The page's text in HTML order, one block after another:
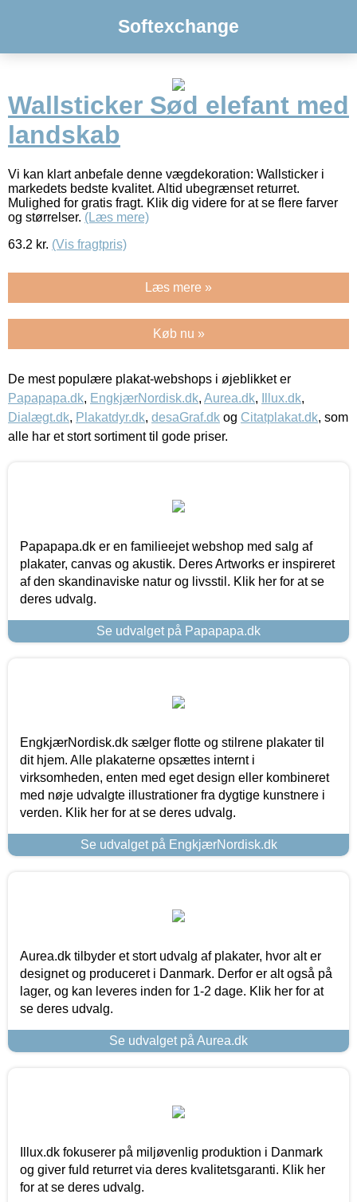
Softexchange
Wallsticker Sød elefant med
landskab
Vi kan klart anbefale denne vægdekoration: Wallsticker i
markedets bedste kvalitet. Altid ubegrænset returret.
Mulighed for gratis fragt. Klik dig videre for at se flere farver
og størrelser. (Læs mere)
63.2 kr. (Vis fragtpris)
Læs mere »
Køb nu »
De mest populære plakat-webshops i øjeblikket er
Papapapa.dk, EngkjærNordisk.dk, Aurea.dk, Illux.dk,
Dialægt.dk, Plakatdyr.dk, desaGraf.dk og Citatplakat.dk, som
alle har et stort sortiment til gode priser.
Papapapa.dk er en familieejet webshop med salg af
plakater, canvas og akustik. Deres Artworks er inspireret
af den skandinaviske natur og livsstil. Klik her for at se
deres udvalg.
Se udvalget på Papapapa.dk
EngkjærNordisk.dk sælger flotte og stilrene plakater til
dit hjem. Alle plakaterne opsættes internt i
virksomheden, enten med eget design eller kombineret
med nøje udvalgte illustrationer fra dygtige kunstnere i
verden. Klik her for at se deres udvalg.
Se udvalget på EngkjærNordisk.dk
Aurea.dk tilbyder et stort udvalg af plakater, hvor alt er
designet og produceret i Danmark. Derfor er alt også på
lager, og kan leveres inden for 1-2 dage. Klik her for at
se deres udvalg.
Se udvalget på Aurea.dk
Illux.dk fokuserer på miljøvenlig produktion i Danmark
og giver fuld returret via deres kvalitetsgaranti. Klik her
for at se deres udvalg.